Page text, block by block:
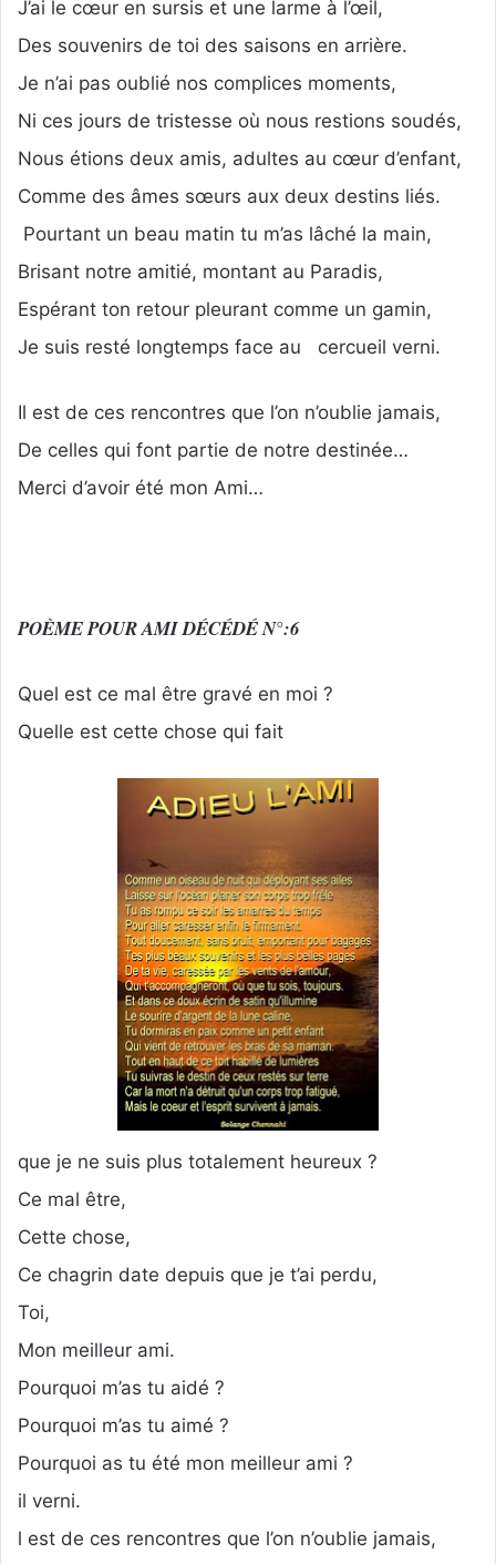
J’ai le cœur en sursis et une larme à l’œil,
Des souvenirs de toi des saisons en arrière.
Je n’ai pas oublié nos complices moments,
Ni ces jours de tristesse où nous restions soudés,
Nous étions deux amis, adultes au cœur d’enfant,
Comme des âmes sœurs aux deux destins liés.
Pourtant un beau matin tu m’as lâché la main,
Brisant notre amitié, montant au Paradis,
Espérant ton retour pleurant comme un gamin,
Je suis resté longtemps face au cercueil verni.
Il est de ces rencontres que l’on n’oublie jamais,
De celles qui font partie de notre destinée…
Merci d’avoir été mon Ami…
POÈME POUR AMI DÉCÉDÉ N°:6
Quel est ce mal être gravé en moi ?
Quelle est cette chose qui fait
que je ne suis plus totalement heureux ?
Ce mal être,
Cette chose,
Ce chagrin date depuis que je t’ai perdu,
Toi,
Mon meilleur ami.
Pourquoi m’as tu aidé ?
Pourquoi m’as tu aimé ?
Pourquoi as tu été mon meilleur ami ?
il verni.
l est de ces rencontres que l’on n’oublie jamais,